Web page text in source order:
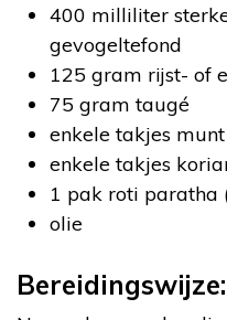
400 milliliter
gevogeltefond
125 gram rijst- of
75 gram taugé
enkele takjes munt
enkele takjes
1 pak roti paratha
olie
Bereidingswijze: